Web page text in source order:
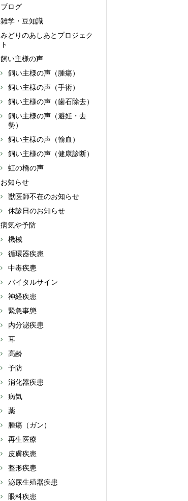
ブログ
雑学・豆知識
みどりのあしあとプロジェク
ト
飼い主様の声
飼い主様の声（腫瘍）
飼い主様の声（手術）
飼い主様の声（歯石除去）
飼い主様の声（避妊・去
勢）
飼い主様の声（輸血）
飼い主様の声（健康診断）
虹の橋の声
お知らせ
獣医師不在のお知らせ
休診日のお知らせ
病気や予防
機械
循環器疾患
中毒疾患
バイタルサイン
神経疾患
緊急事態
内分泌疾患
耳
高齢
予防
消化器疾患
病気
薬
腫瘍（ガン）
再生医療
皮膚疾患
整形疾患
泌尿生殖器疾患
眼科疾患